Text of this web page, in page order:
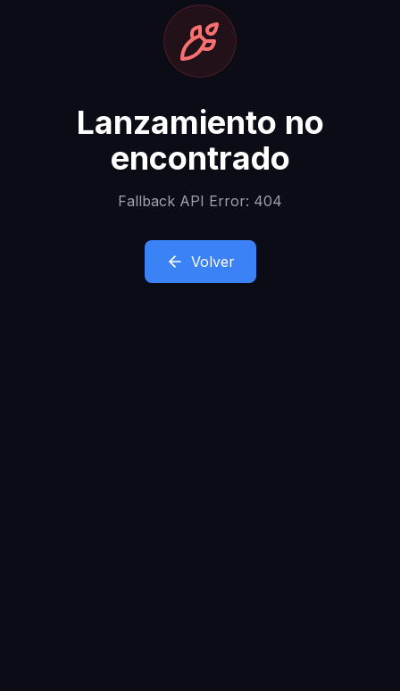
Lanzamiento no
encontrado
Fallback API Error: 404
Volver